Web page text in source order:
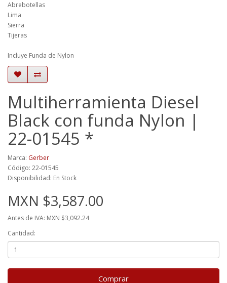
Abrebotellas
Lima
Sierra
Tijeras
Incluye Funda de Nylon
Multiherramienta Diesel
Black con funda Nylon |
22-01545 *
Marca: Gerber
Código: 22-01545
Disponibilidad: En Stock
MXN $3,587.00
Antes de IVA: MXN $3,092.24
Cantidad:
Comprar